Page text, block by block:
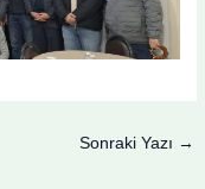
Sonraki Yazı →